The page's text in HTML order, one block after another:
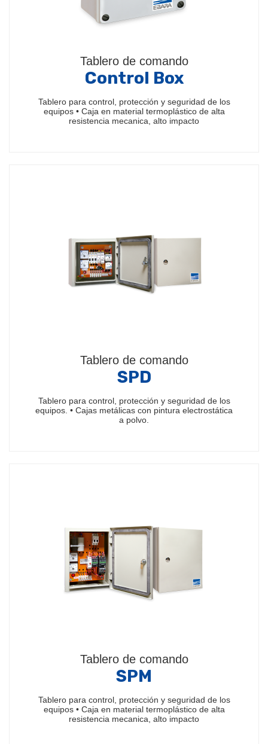
Tablero de comando
Control Box
Tablero para control, protección y seguridad de los
equipos • Caja en material termoplástico de alta
resistencia mecanica, alto impacto
Tablero de comando
SPD
Tablero para control, protección y seguridad de los
equipos. • Cajas metálicas con pintura electrostática
a polvo.
Tablero de comando
SPM
Tablero para control, protección y seguridad de los
equipos • Caja en material termoplástico de alta
resistencia mecanica, alto impacto